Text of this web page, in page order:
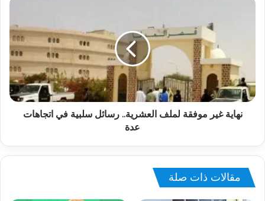
نهاية غير موفقة لملف العشرية.. رسائل سلبية في اتجاهات
عدة
مقالات ذات صلة